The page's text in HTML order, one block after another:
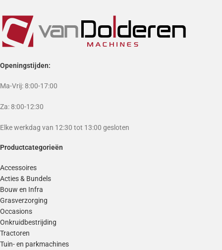
Openingstijden:
Ma-Vrij: 8:00-17:00
Za: 8:00-12:30
Elke werkdag van 12:30 tot 13:00 gesloten
Productcategorieën
Accessoires
Acties & Bundels
Bouw en Infra
Grasverzorging
Occasions
Onkruidbestrijding
Tractoren
Tuin- en parkmachines